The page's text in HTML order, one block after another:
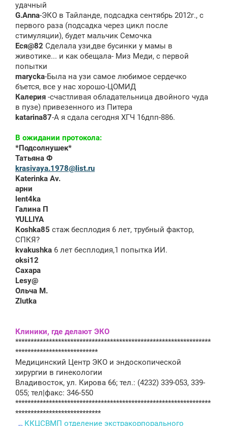
удачный
G.Anna-ЭКО в Тайланде, подсадка сентябрь 2012г., с
первого раза (подсадка через цикл после
стимуляции), будет мальчик Семочка
Еся@82 Сделала узи,две бусинки у мамы в
животике... и как обещала- Миз Меди, с первой
попытки
marycka-Была на узи самое любимое сердечко
бъется, все у нас хорошо-ЦОМИД
Калерия -счастливая обладательница двойного чуда
в пузе) привезенного из Питера
katarina87-А я сдала сегодня ХГЧ 16дпп-886.
В ожидании протокола:
*Подсолнушек*
Татьяна Ф
krasivaya.1978@list.ru
Katerinka Av.
арни
lent4ka
Галина П
YULLIYA
Koshka85 стаж бесплодия 6 лет, трубный фактор,
СПКЯ?
kvakushka 6 лет бесплодия,1 попытка ИИ.
oksi12
Сахара
Lesy@
Ольча М.
Zlutka
Клиники, где делают ЭКО
****************************************************************
***************************
Медицинский Центр ЭКО и эндоскопической
хирургии в гинекологии
Владивосток, ул. Кирова 66; тел.: (4232) 339-053, 339-
055; тел|факс: 346-550
****************************************************************
****************************
ККЦСВМП отделение экстракорпорального